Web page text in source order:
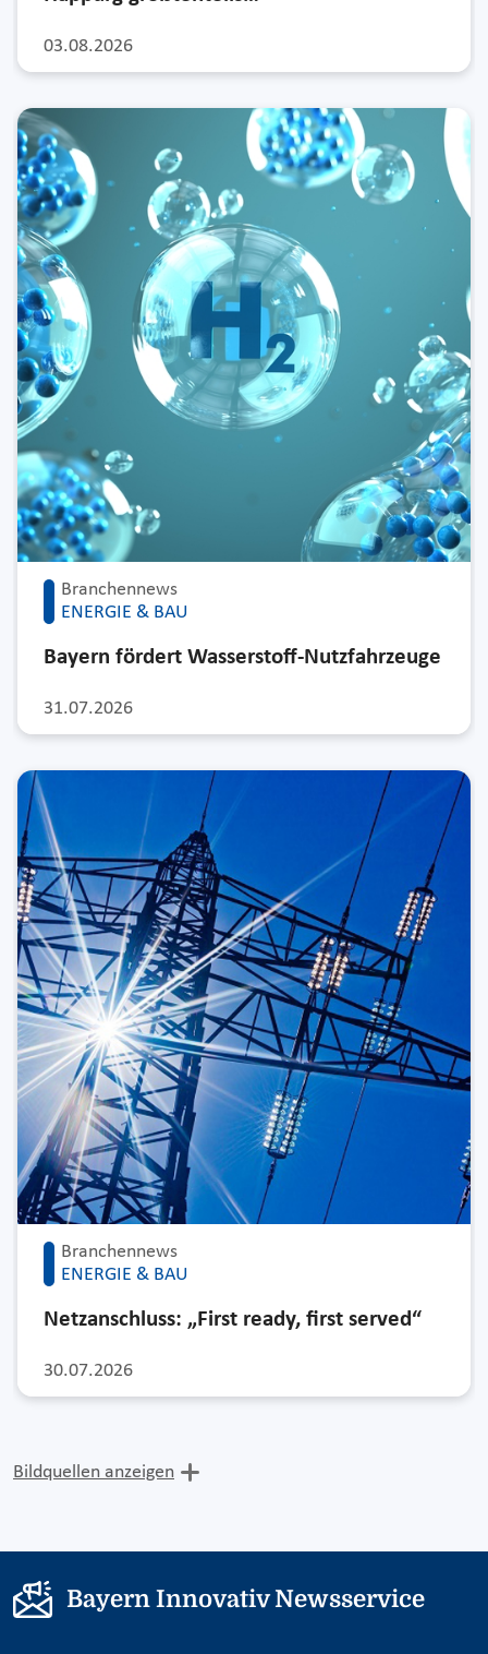
03.08.2026
Branchennews
ENERGIE & BAU
31.07.2026
Bayern fördert Wasserstoff-Nutzfahrzeuge
Branchennews
ENERGIE & BAU
30.07.2026
Netzanschluss: „First ready, first served“
Bildquellen anzeigen
Bayern Innovativ Newsservice